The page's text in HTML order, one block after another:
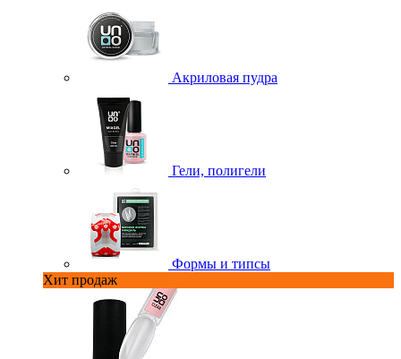
Акриловая пудра
Гели, полигели
Формы и типсы
Хит продаж